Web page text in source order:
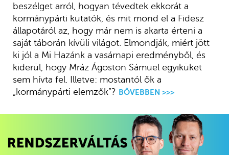
beszélget arról, hogyan tévedtek ekkorát a
kormánypárti kutatók, és mit mond el a Fidesz
állapotáról az, hogy már nem is akarta érteni a
saját táborán kívüli világot. Elmondják, miért jött
ki jól a Mi Hazánk a vasárnapi eredményből, és
kiderül, hogy Mráz Ágoston Sámuel egyiküket
sem hívta fel. Illetve: mostantól ők a
„kormánypárti elemzők”? BŐVEBBEN >>>